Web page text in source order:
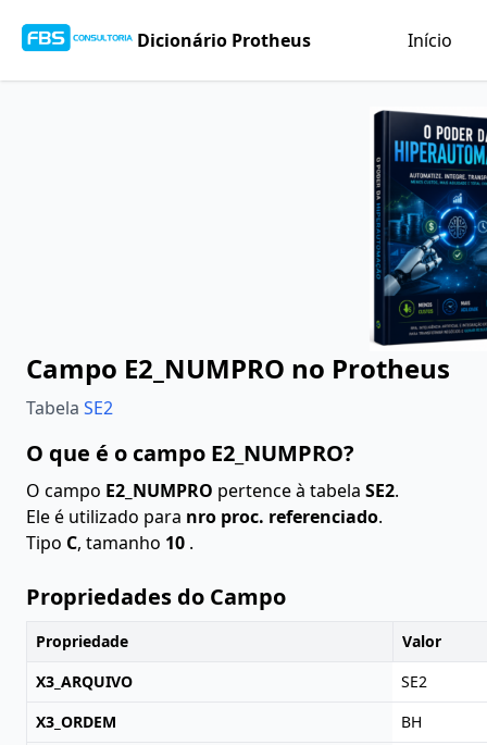
Dicionário Protheus Início
Campo E2_NUMPRO no Protheus
Tabela SE2
O que é o campo E2_NUMPRO?
O campo E2_NUMPRO pertence à tabela SE2.
Ele é utilizado para nro proc. referenciado.
Tipo C, tamanho 10 .
Propriedades do Campo
Propriedade
Valor
X3_ARQUIVO
SE2
X3_ORDEM
BH